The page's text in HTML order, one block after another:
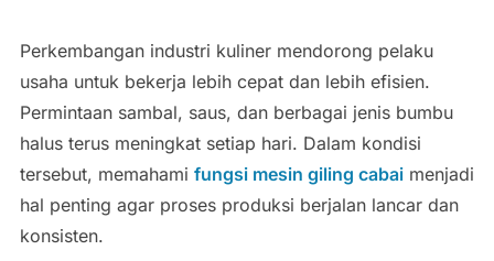
Perkembangan industri kuliner mendorong pelaku
usaha untuk bekerja lebih cepat dan lebih efisien.
Permintaan sambal, saus, dan berbagai jenis bumbu
halus terus meningkat setiap hari. Dalam kondisi
tersebut, memahami fungsi mesin giling cabaimenjadi
hal penting agar proses produksi berjalan lancar dan
konsisten.